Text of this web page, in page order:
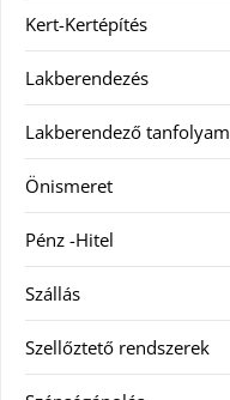
Kert-Kertépítés
Lakberendezés
Lakberendező tanfolyam
Önismeret
Pénz -Hitel
Szállás
Szellőztető rendszerek